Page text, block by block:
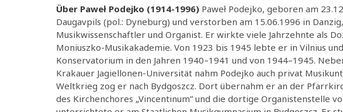
Über Paweł Podejko (1914-1996) Paweł Podejko, geboren am
Daugavpils (pol.: Dyneburg) und verstorben am 15.06.1996 in
Musikwissenschaftler und Organist. Er wirkte viele Jahrzehnte als
Moniuszko-Musikakademie. Von 1923 bis 1945 lebte er in Vilnius
Konservatorium in den Jahren 1940–1941 und von 1944–1945.
Krakauer Jagiellonen-Universität nahm Podejko auch privat
Weltkrieg zog er nach Bydgoszcz. Dort übernahm er an der
des Kirchenchores „Vincentinum” und die dortige Organistenstelle